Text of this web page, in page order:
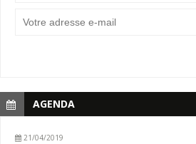
AGENDA
21/04/2019